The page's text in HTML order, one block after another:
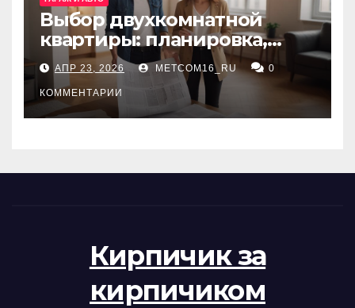
Выбор двухкомнатной
квартиры: планировка,
состояние жилья и
проверка документов
АПР 23, 2026 METCOM16_RU 0
КОММЕНТАРИИ
Кирпичик за
кирпичиком